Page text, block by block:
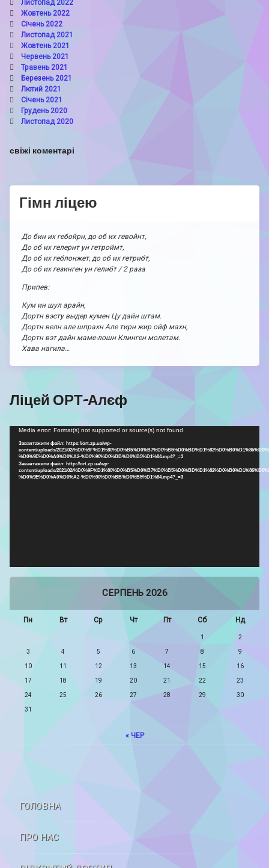
Листопад 2022
Жовтень 2022
Січень 2022
Листопад 2021
Жовтень 2021
Червень 2021
Травень 2021
Березень 2021
Лютий 2021
Січень 2021
Грудень 2020
Листопад 2020
свіжі коментарі
Гімн ліцею
До бин их гебойрн, до об их гевойнт,
До об их гелернт ун гетроймт,
До об их геблонжет, до об их гетрибт,
До об их гезинген ун гелибт / 2 раза
Припев:
Кум ин шул арайн,
Дортн вэсту выдер кумен Цу дайн штам.
Дортн велн але шпрахн Але тирн жир ойф махн,
Дортн вэт дайн маме-лошн Клинген молетам.
Хава нагила…
Ліцей ОРТ-Алєф
Відеопрогравач
Media error: Format(s) not supported or source(s) not found
Завантажити файл: https://ort.zp.ua/wp-
content/uploads/2021/02/
%D0%9E%D0%A0%D0%A2-%D0%90%D0%BB%D0%B5%D1%84.mp4?_=3
Завантажити файл: http://ort.zp.ua/wp-
content/uploads/2021/02/
%D0%9E%D0%A0%D0%A2-%D0%90%D0%BB%D0%B5%D1%84.mp4?_=3
СЕРПЕНЬ 2026
Пн Вт Ср Чт Пт Сб Нд
1 2
3 4 5 6 7 8 9
10 11 12 13 14 15 16
17 18 19 20 21 22 23
24 25 26 27 28 29 30
31
« ЧЕР
ГОЛОВНА
ПРО НАС